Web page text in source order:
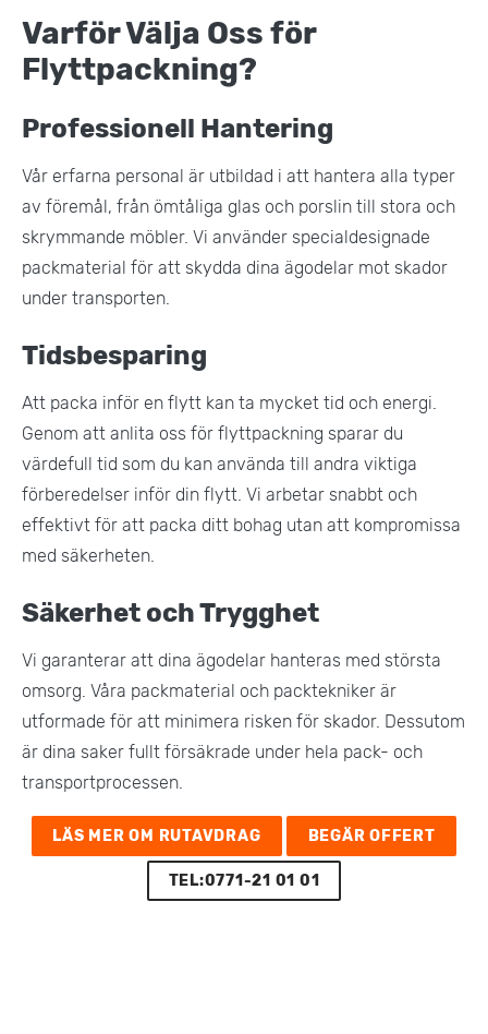
Varför Välja Oss för
Flyttpackning?
Professionell Hantering
Vår erfarna personal är utbildad i att hantera alla typer
av föremål, från ömtåliga glas och porslin till stora och
skrymmande möbler. Vi använder specialdesignade
packmaterial för att skydda dina ägodelar mot skador
under transporten​.
Tidsbesparing
Att packa inför en flytt kan ta mycket tid och energi.
Genom att anlita oss för flyttpackning sparar du
värdefull tid som du kan använda till andra viktiga
förberedelser inför din flytt. Vi arbetar snabbt och
effektivt för att packa ditt bohag utan att kompromissa
med säkerheten​.
Säkerhet och Trygghet
Vi garanterar att dina ägodelar hanteras med största
omsorg. Våra packmaterial och packtekniker är
utformade för att minimera risken för skador. Dessutom
är dina saker fullt försäkrade under hela pack- och
transportprocessen​.
LÄS MER OM RUTAVDRAG BEGÄR OFFERT
TEL:0771-21 01 01